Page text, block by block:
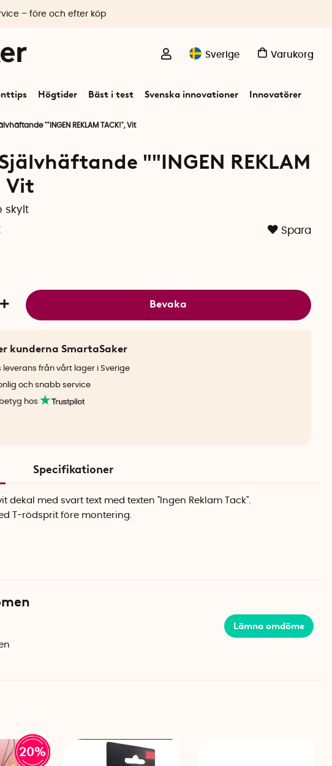
Sverige Varukorg
Högtider Bäst i test Svenska innovationer Innovatörer
– före och efter köp
""INGEN REKLAM TACK!", Vit
""INGEN REKLAM
Vit
skylt
Spara
Bevaka
kunderna SmartaSaker
leverans från vårt lager i Sverige
och snabb service
hos
Specifikationer
dekal med svart text med texten "Ingen Reklam Tack".
T-rödsprit före montering.
Lämna omdöme
20%